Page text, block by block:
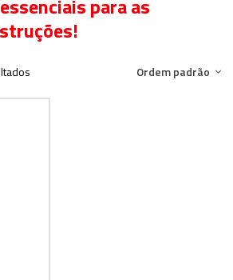
para as
Ordem padrão